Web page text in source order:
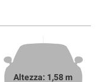
Altezza: 1,58 m